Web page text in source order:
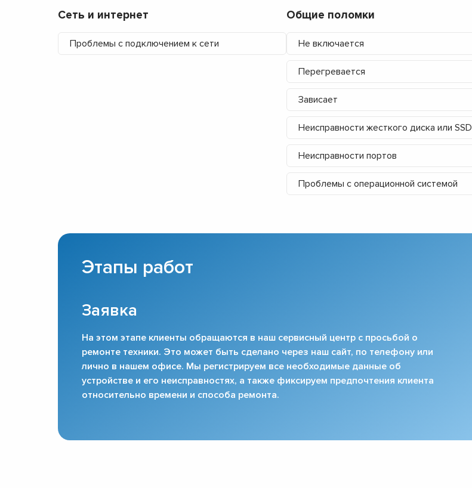
Сеть и интернет
Проблемы с подключением к сети
Общие поломки
Не включается
Перегревается
Зависает
Неисправности жесткого диска или SSD
Неисправности портов
Проблемы с операционной системой
Этапы работ
Заявка
На этом этапе клиенты обращаются в наш сервисный центр с просьбой о
ремонте техники. Это может быть сделано через наш сайт, по телефону или
лично в нашем офисе. Мы регистрируем все необходимые данные об
устройстве и его неисправностях, а также фиксируем предпочтения клиента
относительно времени и способа ремонта.
▼